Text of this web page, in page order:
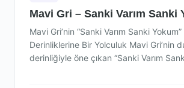
Mavi Gri – Sanki Varım Sanki
Mavi Gri’nin “Sanki Varım Sanki Yokum”
Derinliklerine Bir Yolculuk Mavi Gri’nin
derinliğiyle öne çıkan “Sanki Varım